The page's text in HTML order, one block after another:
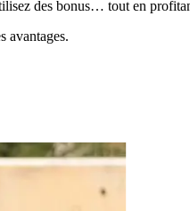
des bonus… tout en
avantages.